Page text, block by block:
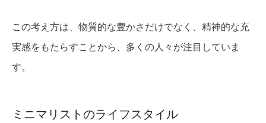
この考え方は、物質的な豊かさだけでなく、精神的な充
実感をもたらすことから、多くの人々が注目していま
す。
ミニマリストのライフスタイル